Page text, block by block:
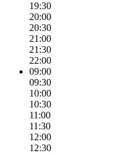
19:30
20:00
20:30
21:00
21:30
22:00
09:00
09:30
10:00
10:30
11:00
11:30
12:00
12:30